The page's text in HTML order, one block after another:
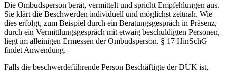
Die Ombudsperson berät, vermittelt und spricht Empfehlungen aus.
Sie klärt die Beschwerden individuell und möglichst zeitnah. Wie
dies erfolgt, zum Beispiel durch ein Beratungsgespräch in Präsenz,
durch ein Vermittlungsgespräch mit etwaig beschuldigten Personen,
liegt im alleinigen Ermessen der Ombudsperson. § 17 HinSchG
findet Anwendung.
Falls die beschwerdeführende Person Beschäftigte der DUK ist,